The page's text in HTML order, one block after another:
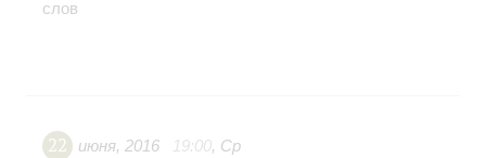
слов
22 июня, 2016 19:00, Ср